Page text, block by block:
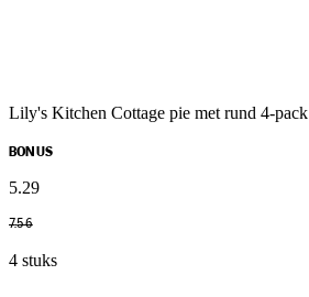
Lily's Kitchen Cottage pie met rund 4-pack
BONUS
5.29
7.56
4 stuks